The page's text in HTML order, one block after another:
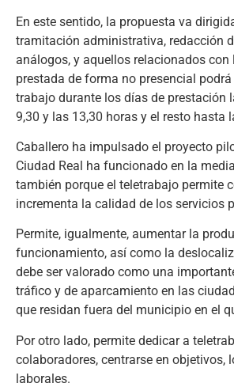
En este sentido, la propuesta va
tramitación administrativa, redacción
análogos, y aquellos relacionados
prestada de forma no presencial
trabajo durante los días de prestación
9,30 y las 13,30 horas y el resto hasta
Caballero ha impulsado el proyecto
Ciudad Real ha funcionado en la
también porque el teletrabajo permite
incrementa la calidad de los servicios
Permite, igualmente, aumentar la
funcionamiento, así como la
debe ser valorado como una
tráfico y de aparcamiento en las
que residan fuera del municipio en el
Por otro lado, permite dedicar a
colaboradores, centrarse en
laborales.